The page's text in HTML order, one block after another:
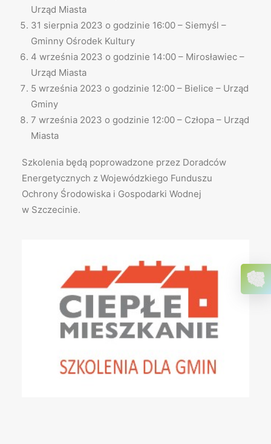
Urząd Miasta
31 sierpnia 2023 o godzinie 16:00 – Siemyśl –
Gminny Ośrodek Kultury
4 września 2023 o godzinie 14:00 – Mirosławiec –
Urząd Miasta
5 września 2023 o godzinie 12:00 – Bielice – Urząd
Gminy
7 września 2023 o godzinie 12:00 – Człopa – Urząd
Miasta
Szkolenia będą poprowadzone przez Doradców
Energetycznych z Wojewódzkiego Funduszu
Ochrony Środowiska i Gospodarki Wodnej
w Szczecinie.